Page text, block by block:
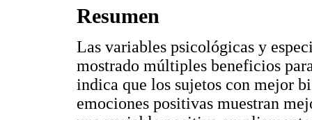
Resumen
Las variables psicológicas y
mostrado múltiples beneficios
indica que los sujetos con mejor
emociones positivas muestran